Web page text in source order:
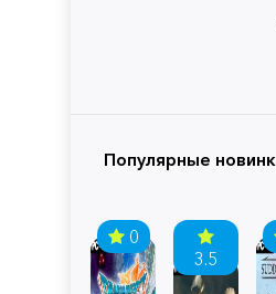
Популярные
0
3.5